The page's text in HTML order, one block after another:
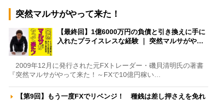
突然マルサがやって来た！
【最終回】1億6000万円の負債と引き換えに手に
入れたプライスレスな経験 ｜ 突然マルサがや…
2009年12月に発行された元FXトレーダー・磯貝清明氏の著書
『突然マルサがやって来た！～FXで10億円稼い…
【第9回】もう一度FXでリベンジ！ 種銭は差し押さえを免れ